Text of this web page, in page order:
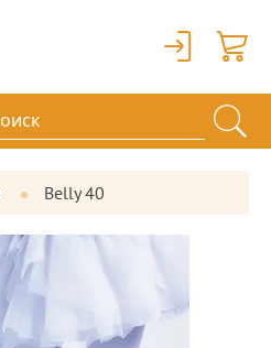
Вход
Belly 40
Фотографии
товара